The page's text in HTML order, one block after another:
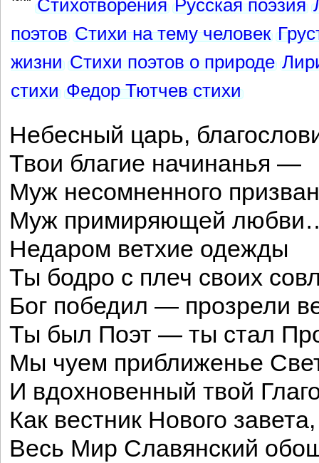
Стихотворения Русская поэзия
поэтов Стихи на тему человек
жизни Стихи поэтов о природе
стихи Федор Тютчев стихи
Небесный царь,
Твои благие начинанья —
Муж несомненного
Муж примиряющей
Недаром ветхие одежды
Ты бодро с плеч своих
Бог победил — прозрели
Ты был Поэт — ты стал
Мы чуем приближенье
И вдохновенный твой
Как вестник Нового завета,
Весь Мир Славянский